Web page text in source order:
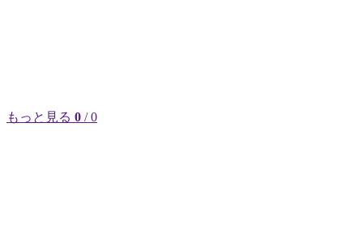
もっと見る 0 / 0